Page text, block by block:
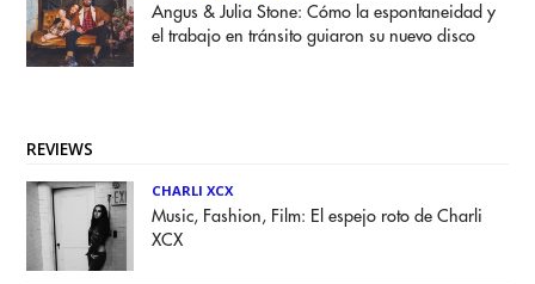
Angus & Julia Stone: Cómo la espontaneidad y
el trabajo en tránsito guiaron su nuevo disco
REVIEWS
CHARLI XCX
Music, Fashion, Film: El espejo roto de Charli
XCX